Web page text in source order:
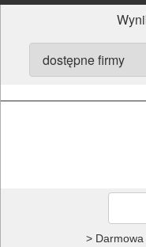
> Darmowa